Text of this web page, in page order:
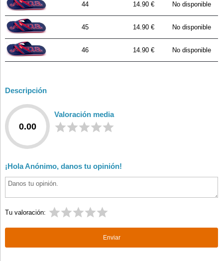
44 14.90 € No disponible
45 14.90 € No disponible
46 14.90 € No disponible
Descripción
0.00
Valoración media
¡Hola Anónimo, danos tu opinión!
Tu valoración: